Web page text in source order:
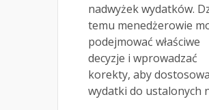
nadwyżek wydatków.
temu menedżerowie
podejmować właściwe
decyzje i wprowadzać
korekty, aby
wydatki do ustalonych